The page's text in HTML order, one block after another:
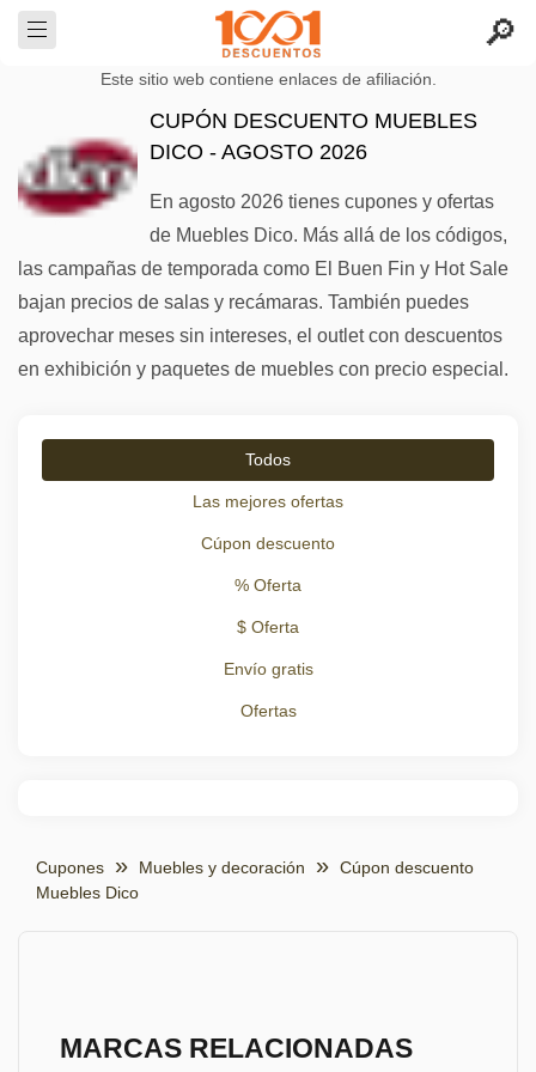
Este sitio web contiene enlaces de afiliación.
CUPÓN DESCUENTO MUEBLES
DICO - AGOSTO 2026
En agosto 2026 tienes cupones y ofertas
de Muebles Dico. Más allá de los códigos,
las campañas de temporada como El Buen Fin y Hot Sale
bajan precios de salas y recámaras. También puedes
aprovechar meses sin intereses, el outlet con descuentos
en exhibición y paquetes de muebles con precio especial.
Todos
Las mejores ofertas
Cúpon descuento
% Oferta
$ Oferta
Envío gratis
Ofertas
Cupones Muebles y decoración
Cúpon descuento
Muebles Dico
MARCAS RELACIONADAS